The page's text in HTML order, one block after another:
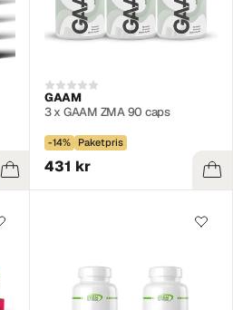
GAAM
3 x GAAM ZMA 90 caps
-14% Paketpris
431 kr